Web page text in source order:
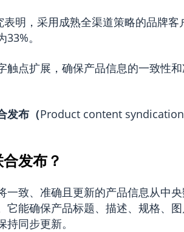
表明，采用成熟全渠道策略的品牌
。
触点扩展，确保产品信息的一致性
发布（Product content syndication
发布？
一致、准确且更新的产品信息从中
它能确保产品标题、描述、规格、
同步更新。